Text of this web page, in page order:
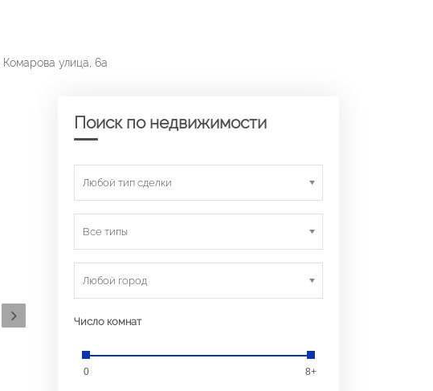
Комарова улица, 6а
Поиск по недвижимости
Любой тип сделки
Все типы
Любой город
Число комнат
0 8+